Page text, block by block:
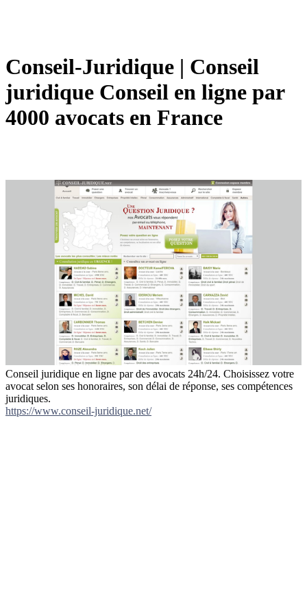
Conseil-Juridique | Conseil
juridique Conseil en ligne par
4000 avocats en France
Conseil juridique en ligne par des avocats 24h/24. Choisissez votre
avocat selon ses honoraires, son délai de réponse, ses compétences
juridiques.
https://www.conseil-juridique.net/